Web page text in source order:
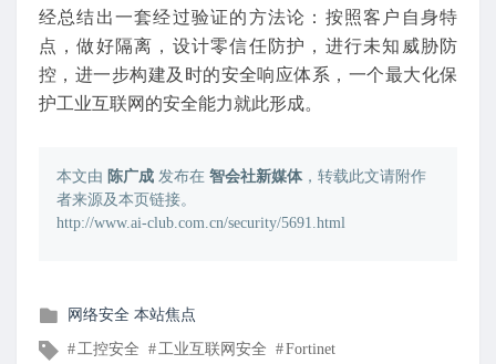
经总结出一套经过验证的方法论：按照客户自身特
点，做好隔离，设计零信任防护，进行未知威胁防
控，进一步构建及时的安全响应体系，一个最大化保
护工业互联网的安全能力就此形成。
本文由 陈广成 发布在 智会社新媒体，转载此文请附作
者来源及本页链接。
http://www.ai-club.com.cn/security/5691.html
发
在
网络安全 本站焦点
文 工控安全 工业互联网安全 Fortinet